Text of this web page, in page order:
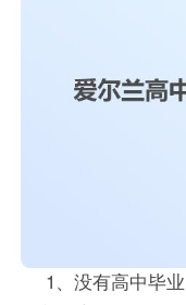
1、没有高中毕业